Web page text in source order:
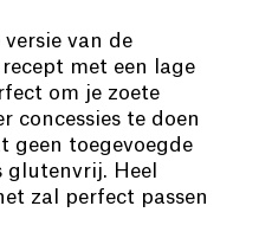
van de
met een lage
om je zoete
concessies te doen
geen toegevoegde
glutenvrij. Heel
zal perfect passen